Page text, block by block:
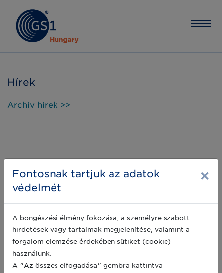
Hírek
Archív hírek >>
Fontosnak tartjuk az adatok
védelmét
×
A böngészési élmény fokozása, a személyre szabott
hirdetések vagy tartalmak megjelenítése, valamint a
forgalom elemzése érdekében sütiket (cookie)
használunk.
A "Az összes elfogadása" gombra kattintva